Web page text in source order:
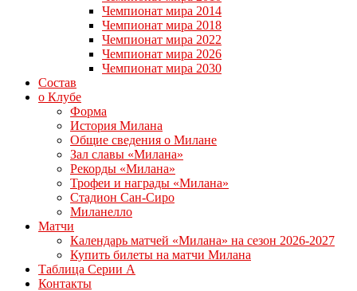
Чемпионат мира 2014
Чемпионат мира 2018
Чемпионат мира 2022
Чемпионат мира 2026
Чемпионат мира 2030
Состав
о Клубе
Форма
История Милана
Общие сведения о Милане
Зал славы «Милана»
Рекорды «Милана»
Трофеи и награды «Милана»
Стадион Сан-Сиро
Миланелло
Матчи
Календарь матчей «Милана» на сезон 2026-2027
Купить билеты на матчи Милана
Таблица Серии А
Контакты